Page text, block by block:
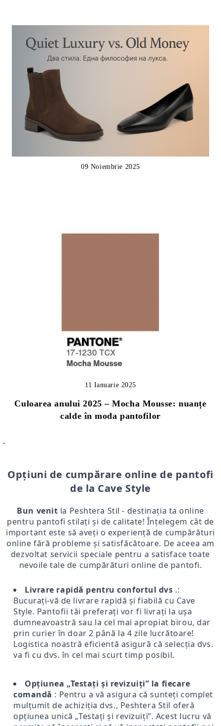
09 Noiembrie 2025
Culoarea anului 2025 – Mocha Mousse: nuanțe
calde în moda pantofilor
11 Ianuarie 2025
-
Opțiuni de cumpărare online de pantofi
de la Cave Style
Bun venit la Peshtera Stil - destinația ta online
pentru pantofi stilați și de calitate! Înțelegem cât de
important este să aveți o experiență de cumpărături
online fără probleme și satisfăcătoare. De aceea am
dezvoltat servicii speciale pentru a satisface toate
nevoile tale de cumpărături online de pantofi.
Livrare rapidă pentru confortul dvs .:
Bucurați-vă de livrare rapidă și fiabilă cu Cave
Style. Pantofii tăi preferați vor fi livrați la ușa
dumneavoastră sau la cel mai apropiat birou, dar
prin curier în doar 2 până la 4 zile lucrătoare!
Logistica noastră eficientă asigură că selecția dvs.
va fi cu dvs. în cel mai scurt timp posibil.
Opțiunea „Testați și revizuiți” la fiecare
comandă : Pentru a vă asigura că sunteți complet
mulțumit de achiziția dvs., Peshtera Stil oferă
opțiunea unică „Testați și revizuiți”. Acest lucru vă